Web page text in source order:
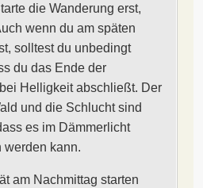
die Wanderung erst,
wenn du am späten
solltest du unbedingt
du das Ende der
Helligkeit abschließt. Der
und die Schlucht sind
es im Dämmerlicht
werden kann.
am Nachmittag starten